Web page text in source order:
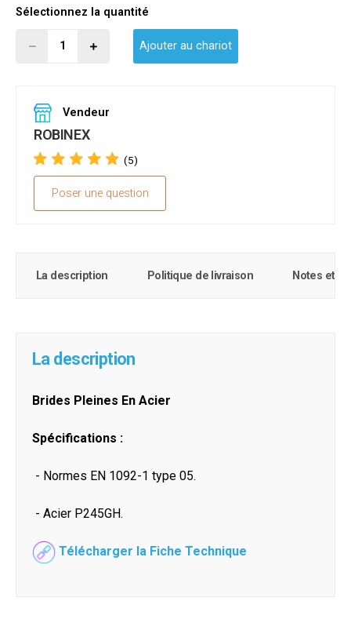
Sélectionnez la quantité
Ajouter au chariot
Vendeur
ROBINEX
(5)
Poser une question
La description Politique de livraison Notes et
La description
Brides Pleines En Acier
Spécifications :
- Normes EN 1092-1 type 05.
- Acier P245GH.
Télécharger la Fiche Technique